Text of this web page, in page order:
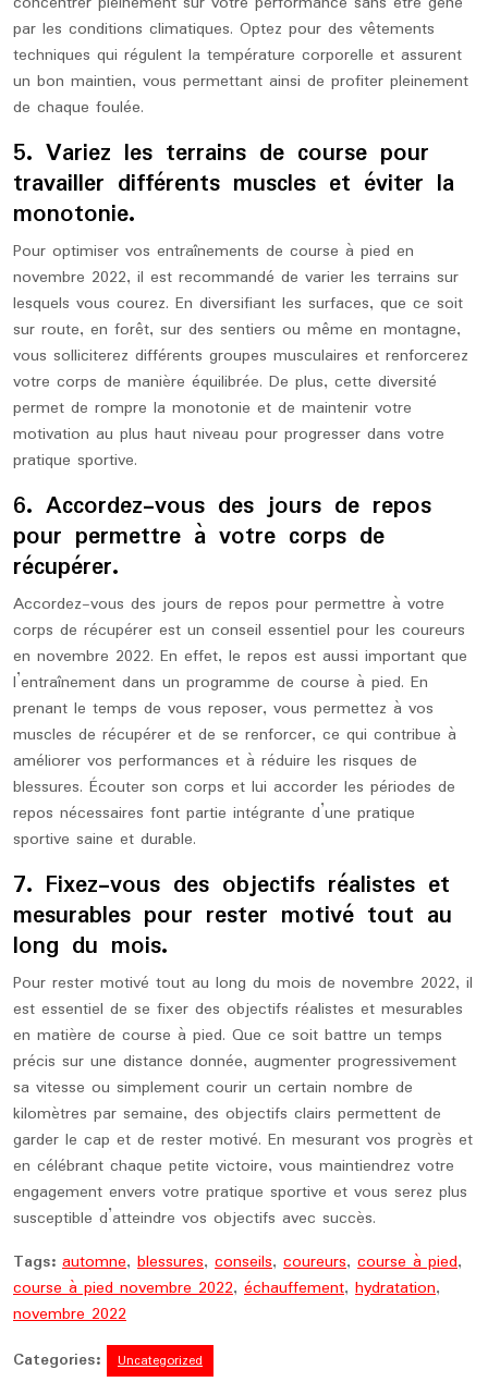
par les conditions climatiques. Optez pour des vêtements
techniques qui régulent la température corporelle et assurent
un bon maintien, vous permettant ainsi de profiter pleinement
de chaque foulée.
5. Variez les terrains de course pour
travailler différents muscles et éviter la
monotonie.
Pour optimiser vos entraînements de course à pied en
novembre 2022, il est recommandé de varier les terrains sur
lesquels vous courez. En diversifiant les surfaces, que ce soit
sur route, en forêt, sur des sentiers ou même en montagne,
vous solliciterez différents groupes musculaires et renforcerez
votre corps de manière équilibrée. De plus, cette diversité
permet de rompre la monotonie et de maintenir votre
motivation au plus haut niveau pour progresser dans votre
pratique sportive.
6. Accordez-vous des jours de repos
pour permettre à votre corps de
récupérer.
Accordez-vous des jours de repos pour permettre à votre
corps de récupérer est un conseil essentiel pour les coureurs
en novembre 2022. En effet, le repos est aussi important que
l’entraînement dans un programme de course à pied. En
prenant le temps de vous reposer, vous permettez à vos
muscles de récupérer et de se renforcer, ce qui contribue à
améliorer vos performances et à réduire les risques de
blessures. Écouter son corps et lui accorder les périodes de
repos nécessaires font partie intégrante d’une pratique
sportive saine et durable.
7. Fixez-vous des objectifs réalistes et
mesurables pour rester motivé tout au
long du mois.
Pour rester motivé tout au long du mois de novembre 2022, il
est essentiel de se fixer des objectifs réalistes et mesurables
en matière de course à pied. Que ce soit battre un temps
précis sur une distance donnée, augmenter progressivement
sa vitesse ou simplement courir un certain nombre de
kilomètres par semaine, des objectifs clairs permettent de
garder le cap et de rester motivé. En mesurant vos progrès et
en célébrant chaque petite victoire, vous maintiendrez votre
engagement envers votre pratique sportive et vous serez plus
susceptible d’atteindre vos objectifs avec succès.
Tags: automne, blessures, conseils, coureurs, course à pied,
course à pied novembre 2022, échauffement, hydratation,
novembre 2022
Categories:
Uncategorized